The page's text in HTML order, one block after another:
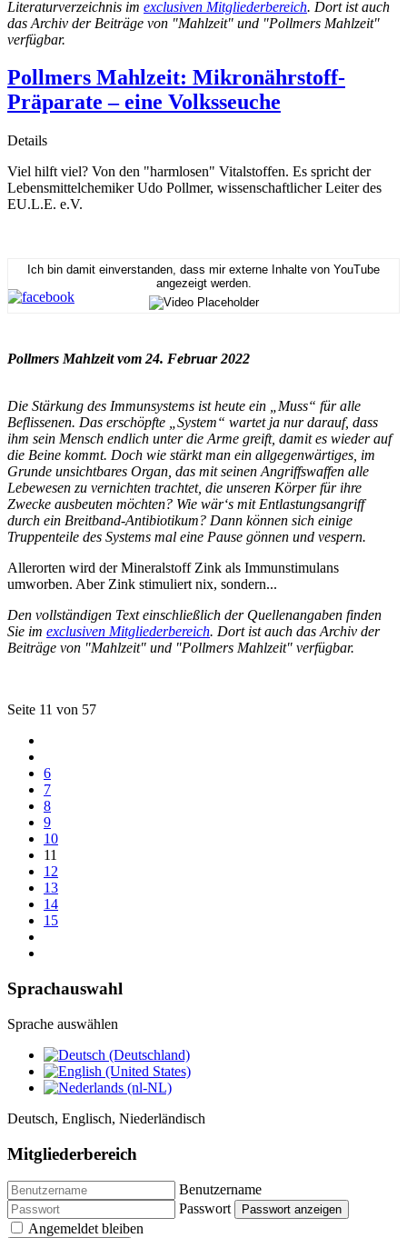
Literaturverzeichnis im exclusiven Mitgliederbereich. Dort ist auch
das Archiv der Beiträge von "Mahlzeit" und "Pollmers Mahlzeit"
verfügbar.
Pollmers Mahlzeit: Mikronährstoff-
Präparate – eine Volksseuche
Details
Viel hilft viel? Von den "harmlosen" Vitalstoffen. Es spricht der
Lebensmittelchemiker Udo Pollmer, wissenschaftlicher Leiter des
EU.L.E. e.V.
Ich bin damit einverstanden, dass mir externe Inhalte von YouTube
angezeigt werden.
Pollmers Mahlzeit vom 24. Februar 2022
Die Stärkung des Immunsystems ist heute ein „Muss“ für alle
Beflissenen. Das erschöpfte „System“ wartet ja nur darauf, dass
ihm sein Mensch endlich unter die Arme greift, damit es wieder auf
die Beine kommt. Doch wie stärkt man ein allgegenwärtiges, im
Grunde unsichtbares Organ, das mit seinen Angriffswaffen alle
Lebewesen zu vernichten trachtet, die unseren Körper für ihre
Zwecke ausbeuten möchten? Wie wär‘s mit Entlastungsangriff
durch ein Breitband-Antibiotikum? Dann können sich einige
Truppenteile des Systems mal eine Pause gönnen und vespern.
Allerorten wird der Mineralstoff Zink als Immunstimulans
umworben. Aber Zink stimuliert nix, sondern...
Den vollständigen Text einschließlich der Quellenangaben finden
Sie im exclusiven Mitgliederbereich. Dort ist auch das Archiv der
Beiträge von "Mahlzeit" und "Pollmers Mahlzeit" verfügbar.
Seite 11 von 57
6
7
8
9
10
11
12
13
14
15
Sprachauswahl
Sprache auswählen
Deutsch, Englisch, Niederländisch
Mitgliederbereich
Benutzername
Passwort
Passwort anzeigen
Angemeldet bleiben